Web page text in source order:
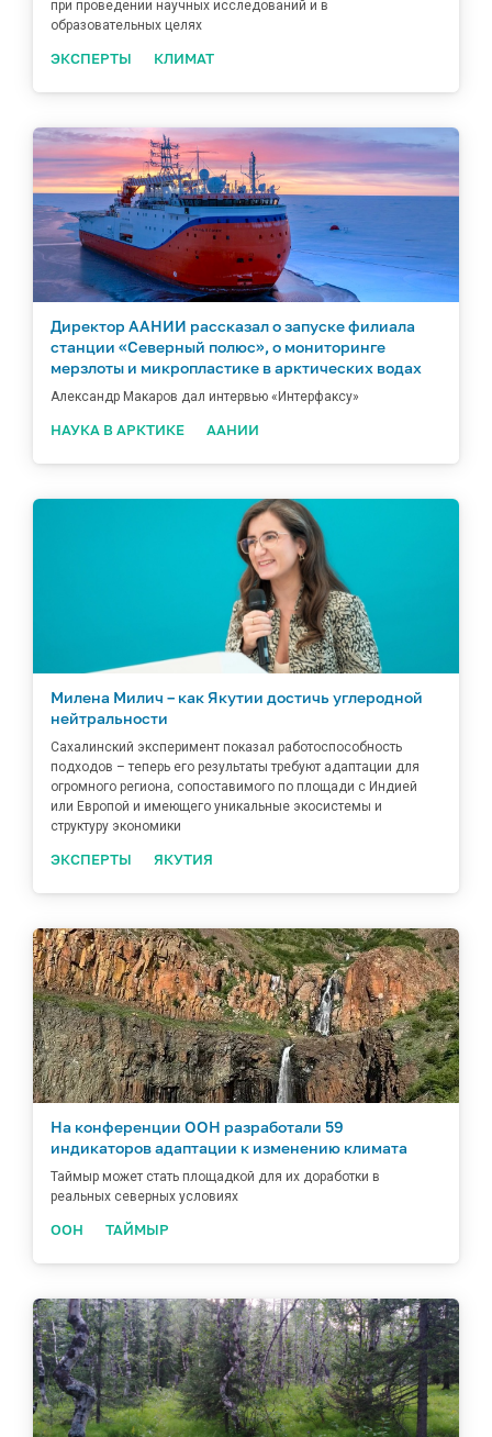
при проведении научных исследований и в
образовательных целях
ЭКСПЕРТЫ КЛИМАТ
Директор ААНИИ рассказал о запуске филиала
станции «Северный полюс», о мониторинге
мерзлоты и микропластике в арктических водах
Александр Макаров дал интервью «Интерфаксу»
НАУКА В АРКТИКЕ ААНИИ
Милена Милич – как Якутии достичь углеродной
нейтральности
Сахалинский эксперимент показал работоспособность
подходов – теперь его результаты требуют адаптации для
огромного региона, сопоставимого по площади с Индией
или Европой и имеющего уникальные экосистемы и
структуру экономики
ЭКСПЕРТЫ ЯКУТИЯ
На конференции ООН разработали 59
индикаторов адаптации к изменению климата
Таймыр может стать площадкой для их доработки в
реальных северных условиях
ООН ТАЙМЫР